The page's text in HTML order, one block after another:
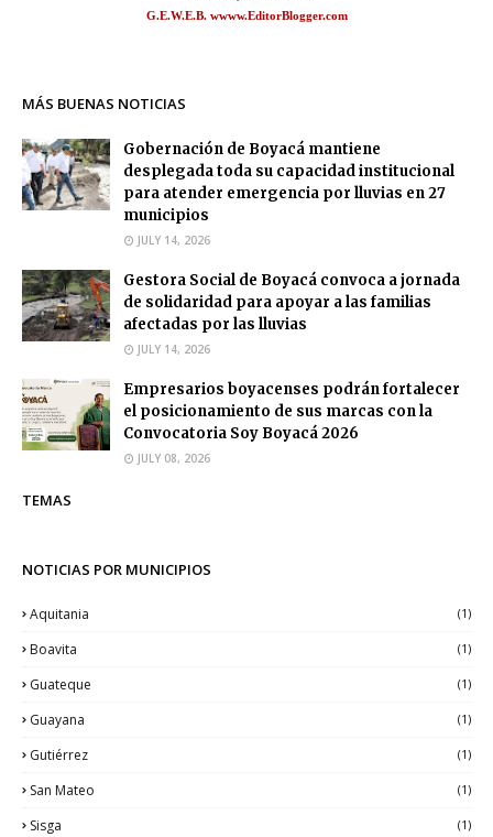
G.E.W.E.B. wwww.EditorBlogger.com
MÁS BUENAS NOTICIAS
Gobernación de Boyacá mantiene
desplegada toda su capacidad institucional
para atender emergencia por lluvias en 27
municipios
JULY 14, 2026
Gestora Social de Boyacá convoca a jornada
de solidaridad para apoyar a las familias
afectadas por las lluvias
JULY 14, 2026
Empresarios boyacenses podrán fortalecer
el posicionamiento de sus marcas con la
Convocatoria Soy Boyacá 2026
JULY 08, 2026
TEMAS
NOTICIAS POR MUNICIPIOS
Aquitania (1)
Boavita (1)
Guateque (1)
Guayana (1)
Gutiérrez (1)
San Mateo (1)
Sisga (1)